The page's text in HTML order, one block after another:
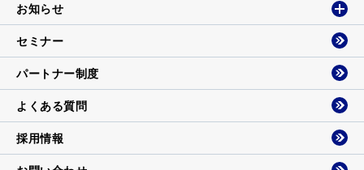
お知らせ
セミナー
パートナー制度
よくある質問
採用情報